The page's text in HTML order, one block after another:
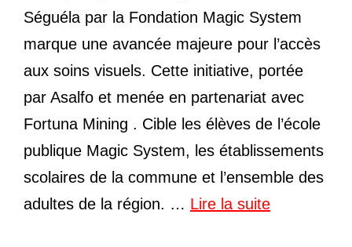
Séguéla par la Fondation Magic System
marque une avancée majeure pour l’accès
aux soins visuels. Cette initiative, portée
par Asalfo et menée en partenariat avec
Fortuna Mining . Cible les élèves de l’école
publique Magic System, les établissements
scolaires de la commune et l’ensemble des
adultes de la région. … Lire la suite